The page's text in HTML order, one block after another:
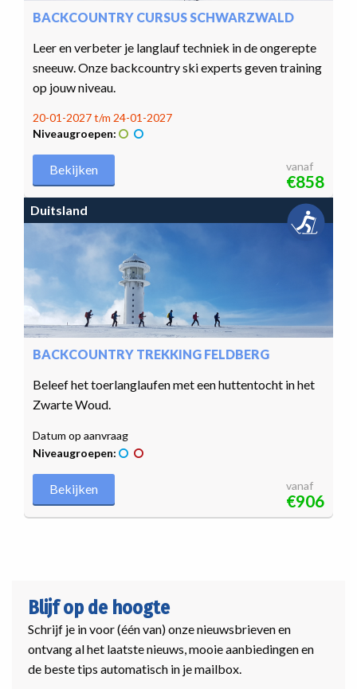
BACKCOUNTRY CURSUS SCHWARZWALD
Leer en verbeter je langlauf techniek in de ongerepte
sneeuw. Onze backcountry ski experts geven training
op jouw niveau.
20-01-2027 t/m 24-01-2027
Niveaugroepen:
Bekijken vanaf
€858
Duitsland
BACKCOUNTRY TREKKING FELDBERG
Beleef het toerlanglaufen met een huttentocht in het
Zwarte Woud.
Datum op aanvraag
Niveaugroepen:
Bekijken vanaf
€906
Blijf op de hoogte
Schrijf je in voor (één van) onze nieuwsbrieven en
ontvang al het laatste nieuws, mooie aanbiedingen en
de beste tips automatisch in je mailbox.